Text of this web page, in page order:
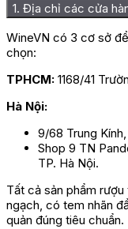
1. Địa chỉ các cửa
WineVN có 3 cơ sở
chọn:
TPHCM: 1168/41
Hà Nội:
9/68 Trung
Shop 9 TN
TP. Hà Nội.
Tất cả sản phẩm rượu
ngạch, có tem nhãn
quản đúng tiêu chuẩn.